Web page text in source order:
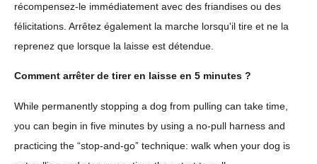
récompensez-le immédiatement avec des friandises ou des
félicitations. Arrêtez également la marche lorsqu'il tire et ne la
reprenez que lorsque la laisse est détendue.
Comment arrêter de tirer en laisse en 5 minutes ?
While permanently stopping a dog from pulling can take time,
you can begin in five minutes by using a no-pull harness and
practicing the “stop-and-go” technique: walk when your dog is